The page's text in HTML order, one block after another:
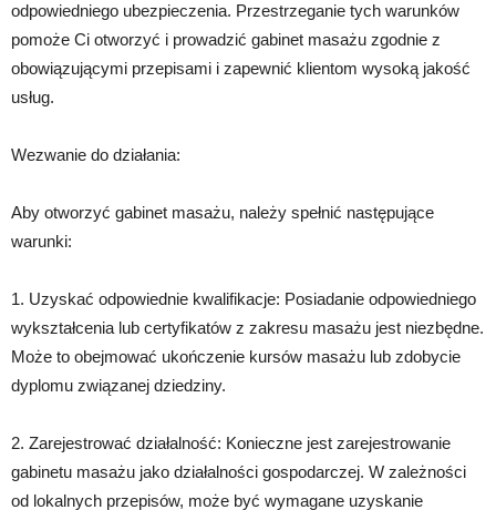
odpowiedniego ubezpieczenia. Przestrzeganie tych warunków
pomoże Ci otworzyć i prowadzić gabinet masażu zgodnie z
obowiązującymi przepisami i zapewnić klientom wysoką jakość
usług.
Wezwanie do działania:
Aby otworzyć gabinet masażu, należy spełnić następujące
warunki:
1. Uzyskać odpowiednie kwalifikacje: Posiadanie odpowiedniego
wykształcenia lub certyfikatów z zakresu masażu jest niezbędne.
Może to obejmować ukończenie kursów masażu lub zdobycie
dyplomu związanej dziedziny.
2. Zarejestrować działalność: Konieczne jest zarejestrowanie
gabinetu masażu jako działalności gospodarczej. W zależności
od lokalnych przepisów, może być wymagane uzyskanie